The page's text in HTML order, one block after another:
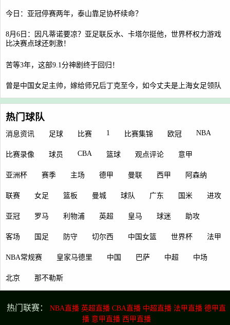
今日：亚冠停赛两年，泰山靠足协杯续命？
8月6日：因凡蒂诺要凉？亚足联反水、卡塔尔挺他，世界杯权力游戏
比决赛点球还刺激！
苦等3年，这部9.1分神剧终于回归！
曾是中国女足主帅，嫁给师兄后丁克至今，如今丈夫是上海女足领队
热门球队
消息资讯 足球 比赛 1 比赛集锦 欧冠 NBA
比赛录像 球员 CBA 篮球 观点评论 意甲
亚洲杯 赛季 主场 德甲 曼联 西甲 阿森纳
联赛 女足 篮板 曼城 球队 广东 国米 进攻
亚冠 罗马 利物浦 英超 皇马 球迷 助攻
客场 国足 防守 切尔西 中国女篮 世界杯 法甲
NBA常规赛 皇家马德里 中国 巴萨 中超 中场
北京 那不勒斯
热门联赛： NBA直播 英超直播 CBA直播 中超直播 法甲直播 德甲直
播 意甲直播 西甲直播